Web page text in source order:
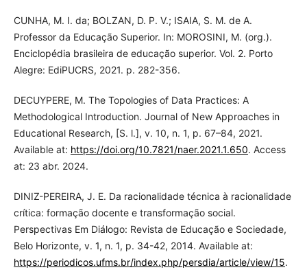
CUNHA, M. I. da; BOLZAN, D. P. V.; ISAIA, S. M. de A.
Professor da Educação Superior. In: MOROSINI, M. (org.).
Enciclopédia brasileira de educação superior. Vol. 2. Porto
Alegre: EdiPUCRS, 2021. p. 282-356.
DECUYPERE, M. The Topologies of Data Practices: A
Methodological Introduction. Journal of New Approaches in
Educational Research, [S. l.], v. 10, n. 1, p. 67–84, 2021.
Available at: https://doi.org/10.7821/naer.2021.1.650. Access
at: 23 abr. 2024.
DINIZ-PEREIRA, J. E. Da racionalidade técnica à racionalidade
crítica: formação docente e transformação social.
Perspectivas Em Diálogo: Revista de Educação e Sociedade,
Belo Horizonte, v. 1, n. 1, p. 34-42, 2014. Available at:
https://periodicos.ufms.br/index.php/persdia/article/view/15.